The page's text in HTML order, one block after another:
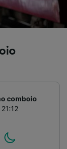
comboio
21:12
pesquisa